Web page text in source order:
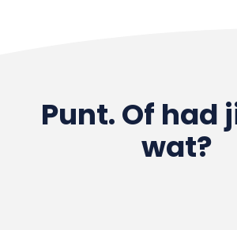
Punt. Of had
wat?